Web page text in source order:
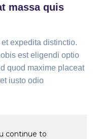
massa quis
expedita distinctio.
est eligendi optio
quod maxime placeat
iusto odio
continue to